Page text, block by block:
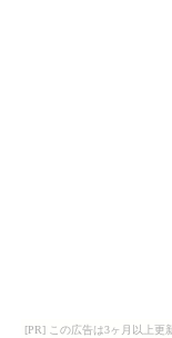
[PR] この広告は3ヶ月以上更